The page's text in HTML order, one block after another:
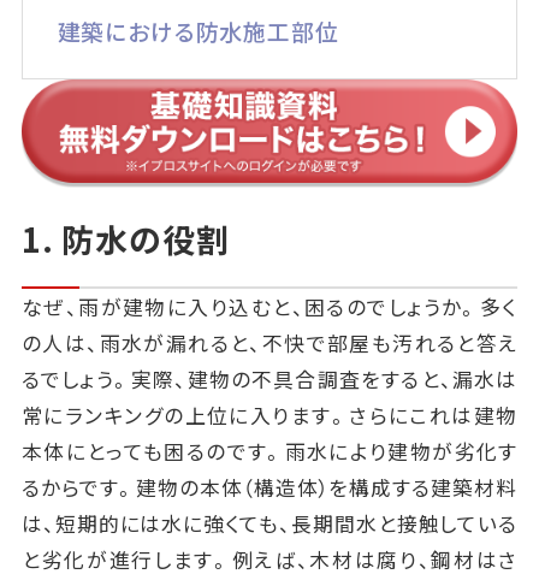
建築における防水施工部位
1. 防水の役割
なぜ、雨が建物に入り込むと、困るのでしょうか。多く
の人は、雨水が漏れると、不快で部屋も汚れると答え
るでしょう。実際、建物の不具合調査をすると、漏水は
常にランキングの上位に入ります。さらにこれは建物
本体にとっても困るのです。雨水により建物が劣化す
るからです。建物の本体（構造体）を構成する建築材料
は、短期的には水に強くても、長期間水と接触している
と劣化が進行します。例えば、木材は腐り、鋼材はさ